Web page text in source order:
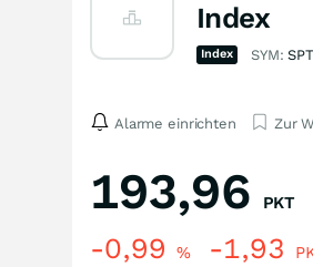
Index
Index SYM:
Alarme einrichten Zur
193,96 PKT
-0,99 % -1,93